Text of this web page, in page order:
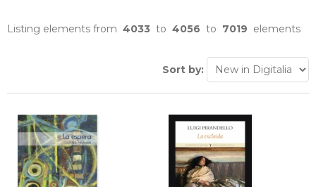
Listing elements from 4033 to 4056 to 7019 elements
Sort by: